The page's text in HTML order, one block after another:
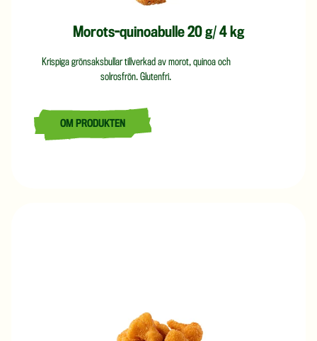
Morots-quinoabulle 20 g/ 4 kg
Krispiga grönsaksbullar tillverkad av morot, quinoa och
solrosfrön. Glutenfri.
LÄS MER OM MOROTS-QUINOABULLE 20 G/ 4 KG
OM PRODUKTEN